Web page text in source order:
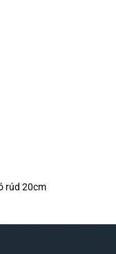
rúd 20cm